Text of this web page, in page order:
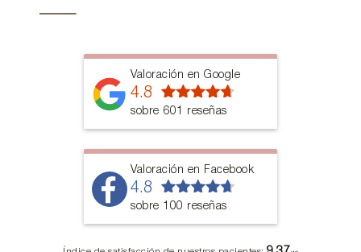
Valoración en Google
4.8
sobre 601 reseñas
Valoración en Facebook
4.8
sobre 100 reseñas